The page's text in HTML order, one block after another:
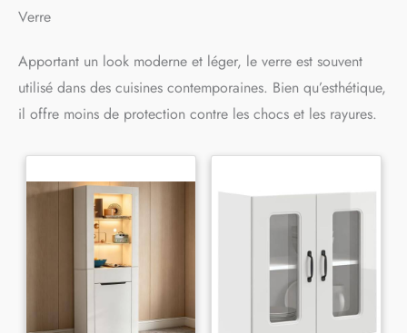
Verre
Apportant un look moderne et léger, le verre est souvent
utilisé dans des cuisines contemporaines. Bien qu’esthétique,
il offre moins de protection contre les chocs et les rayures.